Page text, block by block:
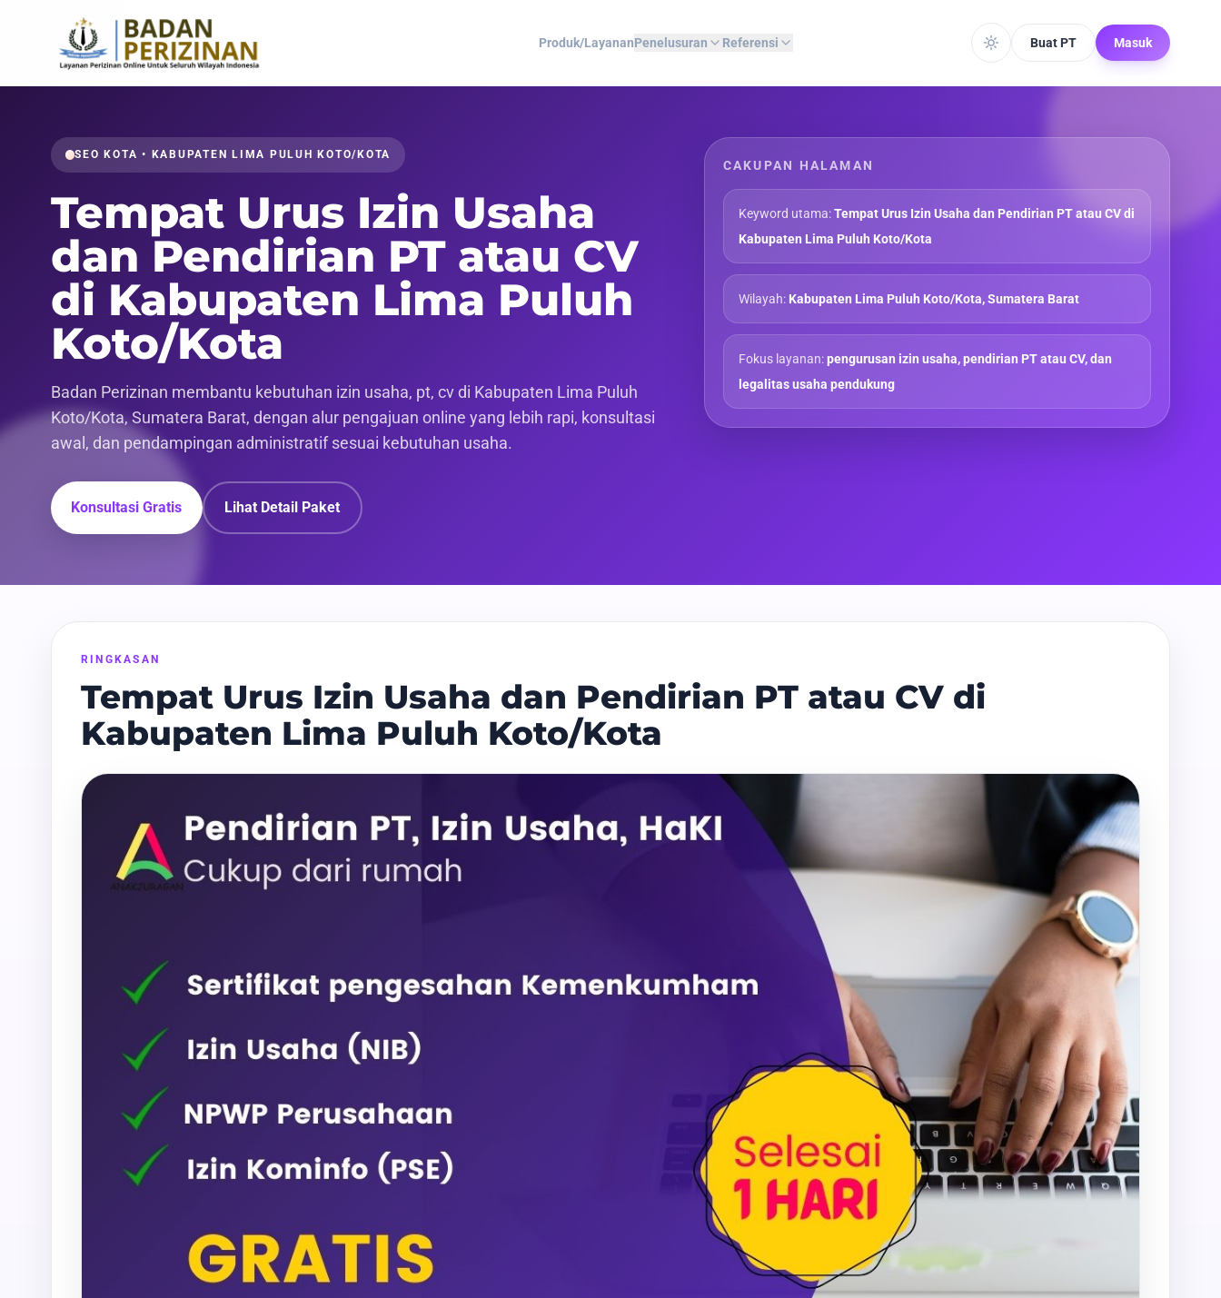
Produk/LayananPenelusuran Referensi Buat PT Masuk
SEO KOTA • KABUPATEN LIMA PULUH KOTO/KOTA
Tempat Urus Izin Usaha
dan Pendirian PT atau CV
di Kabupaten Lima Puluh
Koto/Kota
Badan Perizinan membantu kebutuhan izin usaha, pt, cv di Kabupaten Lima Puluh
Koto/Kota, Sumatera Barat, dengan alur pengajuan online yang lebih rapi, konsultasi
awal, dan pendampingan administratif sesuai kebutuhan usaha.
Konsultasi Gratis Lihat Detail Paket
CAKUPAN HALAMAN
Keyword utama:Tempat Urus Izin Usaha dan Pendirian PT atau CV di
Kabupaten Lima Puluh Koto/Kota
Wilayah: Kabupaten Lima Puluh Koto/Kota, Sumatera Barat
Fokus layanan:pengurusan izin usaha, pendirian PT atau CV, dan
legalitas usaha pendukung
RINGKASAN
Tempat Urus Izin Usaha dan Pendirian PT atau CV di
Kabupaten Lima Puluh Koto/Kota